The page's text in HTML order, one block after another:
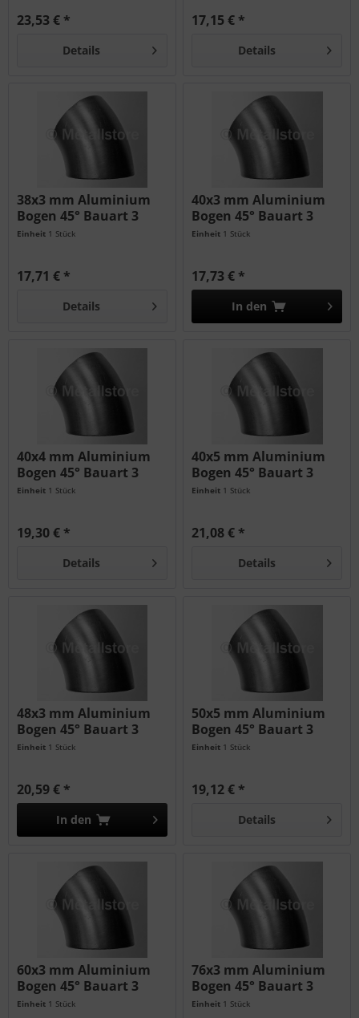
23,53 € *
Details
17,15 € *
Details
38x3 mm Aluminium
Bogen 45° Bauart 3
AlMg3
Einheit 1 Stück
17,71 € *
Details
40x3 mm Aluminium
Bogen 45° Bauart 3
AlMg3
Einheit 1 Stück
17,73 € *
In den
40x4 mm Aluminium
Bogen 45° Bauart 3
AlMg3
Einheit 1 Stück
19,30 € *
Details
40x5 mm Aluminium
Bogen 45° Bauart 3
AlMg3
Einheit 1 Stück
21,08 € *
Details
48x3 mm Aluminium
Bogen 45° Bauart 3
AlMg3
Einheit 1 Stück
20,59 € *
In den
50x5 mm Aluminium
Bogen 45° Bauart 3
AlMgSi
Einheit 1 Stück
19,12 € *
Details
60x3 mm Aluminium
Bogen 45° Bauart 3
AlMgSi
Einheit 1 Stück
76x3 mm Aluminium
Bogen 45° Bauart 3
AlMgSi
Einheit 1 Stück